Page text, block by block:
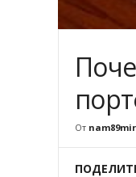
От nam89mir